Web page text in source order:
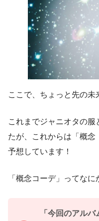
ここで、ちょっと先の未
これまでジャニオタの
たが、これからは「概念
予想しています！
「概念コーデ」ってな
「今回のアル